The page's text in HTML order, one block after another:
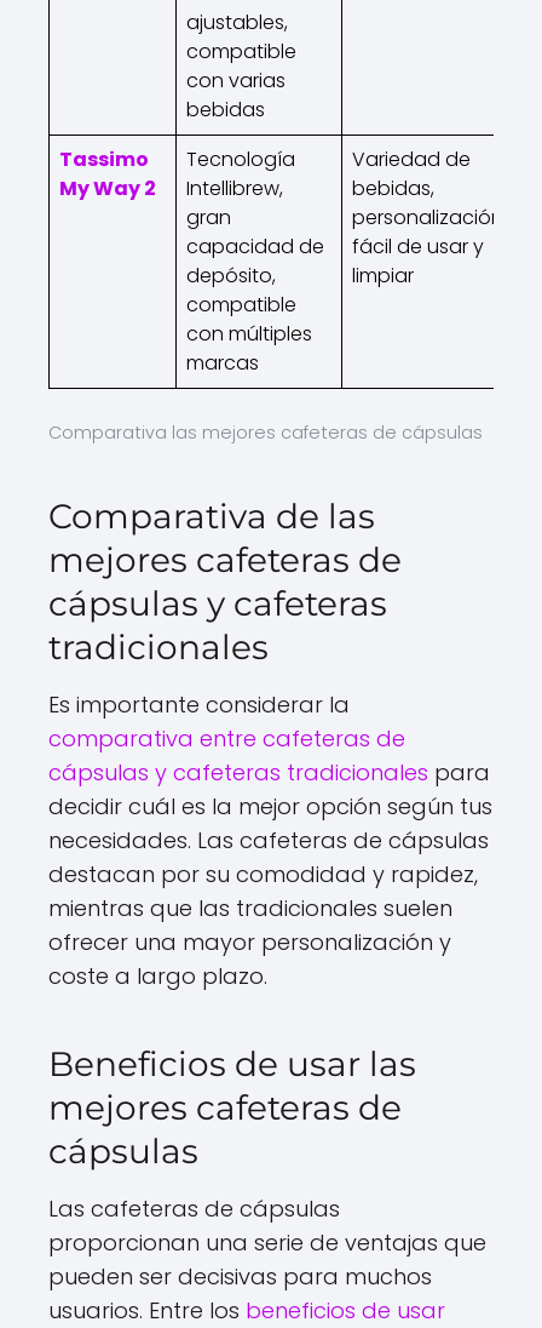
ajustables,
compatible
con varias
bebidas
Tassimo
My Way 2
Tecnología
Intellibrew,
gran
capacidad de
depósito,
compatible
con múltiples
marcas
Variedad de
bebidas,
personalización,
fácil de usar y
limpiar
Comparativa las mejores cafeteras de cápsulas
Comparativa de las
mejores cafeteras de
cápsulas y cafeteras
tradicionales
Es importante considerar la
comparativa entre cafeteras de
cápsulas y cafeteras tradicionales para
decidir cuál es la mejor opción según tus
necesidades. Las cafeteras de cápsulas
destacan por su comodidad y rapidez,
mientras que las tradicionales suelen
ofrecer una mayor personalización y
coste a largo plazo.
Beneficios de usar las
mejores cafeteras de
cápsulas
Las cafeteras de cápsulas
proporcionan una serie de ventajas que
pueden ser decisivas para muchos
usuarios. Entre los beneficios de usar